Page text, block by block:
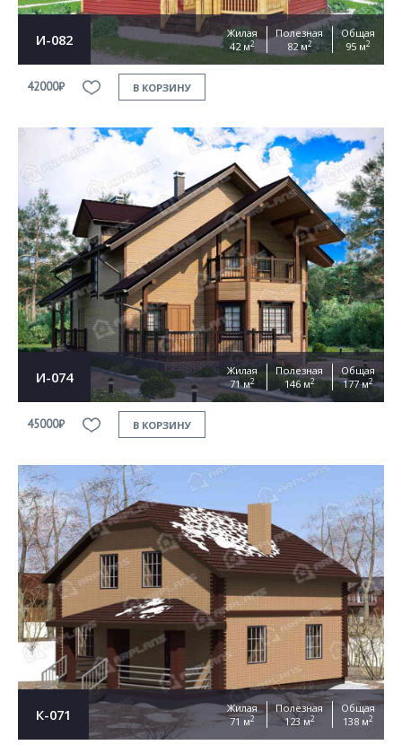
И-082
Жилая
42 м2
Полезная
82 м2
Общая
95 м2
42000₽ В КОРЗИНУ
И-074
Жилая
71 м2
Полезная
146 м2
Общая
177 м2
45000₽ В КОРЗИНУ
К-071
Жилая
71 м2
Полезная
123 м2
Общая
138 м2